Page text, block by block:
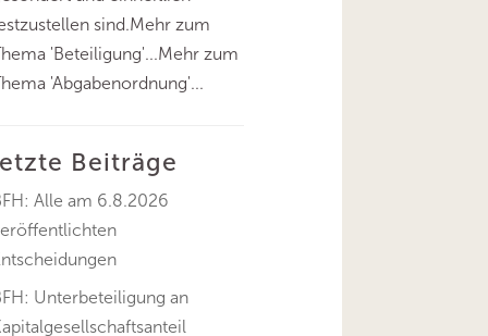
sind.Mehr zum
'Beteiligung'...Mehr zum
'Abgabenordnung'...
Beiträge
Alle am 6.8.2026
Unterbeteiligung an